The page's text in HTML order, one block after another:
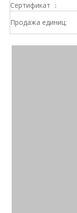
Сертификат ：
Продажа единиц: